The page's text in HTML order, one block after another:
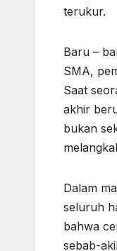
terukur.
Baru –
SMA,
Saat
akhir
bukan
Dalam
seluruh
bahwa
sebab-